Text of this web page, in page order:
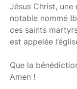
Jésus Christ,
notable nommé
ces saints
est appelée
Que la
Amen !